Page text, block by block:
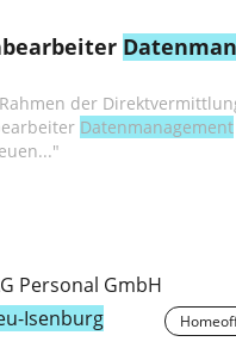
der
Datenmanagement
Personal GmbH
Isenburg